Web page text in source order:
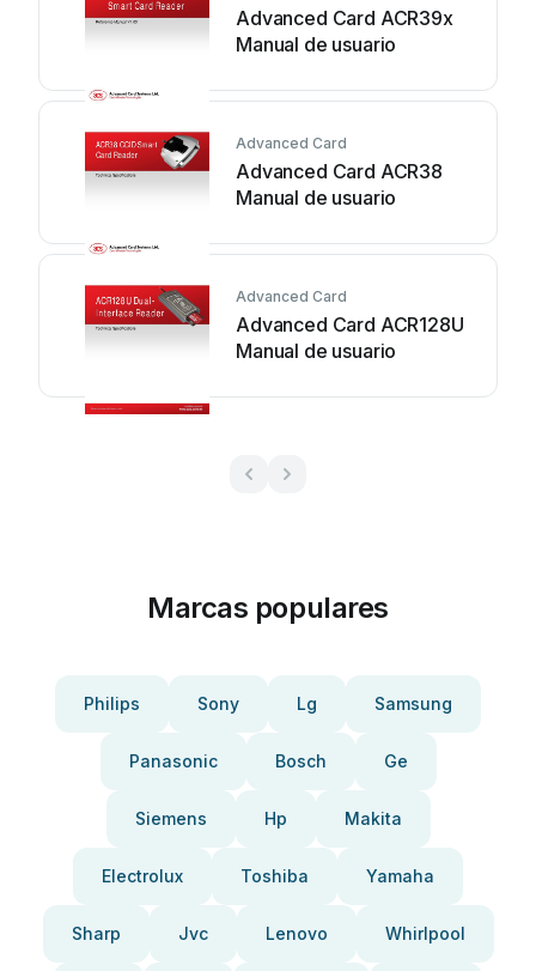
Advanced Card ACR39x
Manual de usuario
Advanced Card
Advanced Card ACR38
Manual de usuario
Advanced Card
Advanced Card ACR128U
Manual de usuario
Marcas populares
Philips Sony Lg Samsung
Panasonic Bosch Ge
Siemens Hp Makita
Electrolux Toshiba Yamaha
Sharp Jvc Lenovo Whirlpool